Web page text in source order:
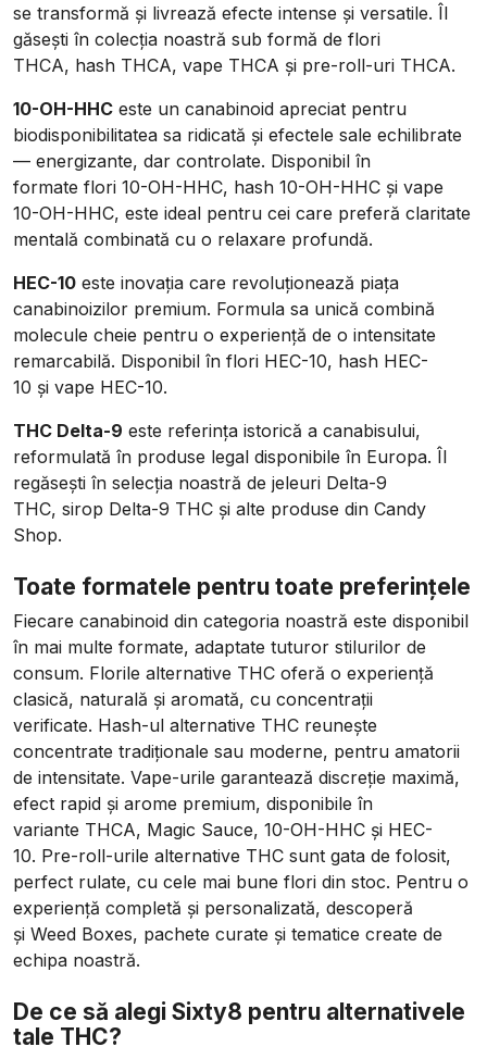
se transformă și livrează efecte intense și versatile. Îl
găsești în colecția noastră sub formă de flori
THCA, hash THCA, vape THCA și pre-roll-uri THCA.
10-OH-HHC este un canabinoid apreciat pentru
biodisponibilitatea sa ridicată și efectele sale echilibrate
— energizante, dar controlate. Disponibil în
formate flori 10-OH-HHC, hash 10-OH-HHC și vape
10-OH-HHC, este ideal pentru cei care preferă claritate
mentală combinată cu o relaxare profundă.
HEC-10 este inovația care revoluționează piața
canabinoizilor premium. Formula sa unică combină
molecule cheie pentru o experiență de o intensitate
remarcabilă. Disponibil în flori HEC-10, hash HEC-
10 și vape HEC-10.
THC Delta-9 este referința istorică a canabisului,
reformulată în produse legal disponibile în Europa. Îl
regăsești în selecția noastră de jeleuri Delta-9
THC, sirop Delta-9 THC și alte produse din Candy
Shop.
Toate formatele pentru toate preferințele
Fiecare canabinoid din categoria noastră este disponibil
în mai multe formate, adaptate tuturor stilurilor de
consum. Florile alternative THC oferă o experiență
clasică, naturală și aromată, cu concentrații
verificate. Hash-ul alternative THC reunește
concentrate tradiționale sau moderne, pentru amatorii
de intensitate. Vape-urile garantează discreție maximă,
efect rapid și arome premium, disponibile în
variante THCA, Magic Sauce, 10-OH-HHC și HEC-
10. Pre-roll-urile alternative THC sunt gata de folosit,
perfect rulate, cu cele mai bune flori din stoc. Pentru o
experiență completă și personalizată, descoperă
și Weed Boxes, pachete curate și tematice create de
echipa noastră.
De ce să alegi Sixty8 pentru alternativele
tale THC?